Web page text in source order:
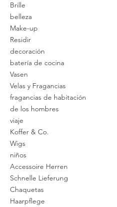
Brille
belleza
Make-up
Residir
decoración
batería de cocina
Vasen
Velas y Fragancias
fragancias de habitación
de los hombres
viaje
Koffer & Co.
Wigs
niños
Accessoire Herren
Schnelle Lieferung
Chaquetas
Haarpflege